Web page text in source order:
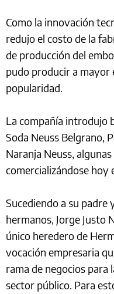
Como la innovación
redujo el costo de la
de producción del
pudo producir a mayor
popularidad.
La compañía introdujo
Soda Neuss Belgrano,
Naranja Neuss,
comercializándose hoy
Sucediendo a su padre
hermanos, Jorge Justo
único heredero de
vocación empresaria
rama de negocios para
sector público. Para